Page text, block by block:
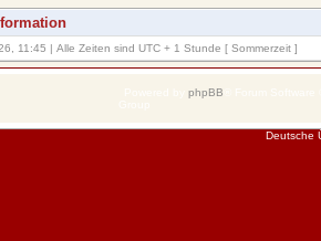
11:45 | Alle Zeiten sind UTC + 1 Stunde [ Sommerzeit ]
phpBB
Deutsche